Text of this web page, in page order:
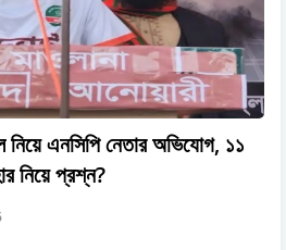
নিয়ে এনসিপি নেতার অভিযোগ, ১১
নিয়ে প্রশ্ন?